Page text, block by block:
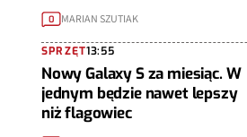
0 MARIAN SZUTIAK
SPRZĘT13:55
Nowy Galaxy S za miesiąc. W
jednym będzie nawet lepszy
niż flagowiec